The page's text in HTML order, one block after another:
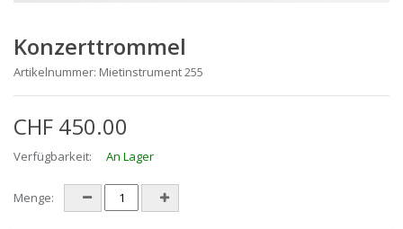
Konzerttrommel
Artikelnummer: Mietinstrument 255
CHF 450.00
Verfügbarkeit: An Lager
Menge: